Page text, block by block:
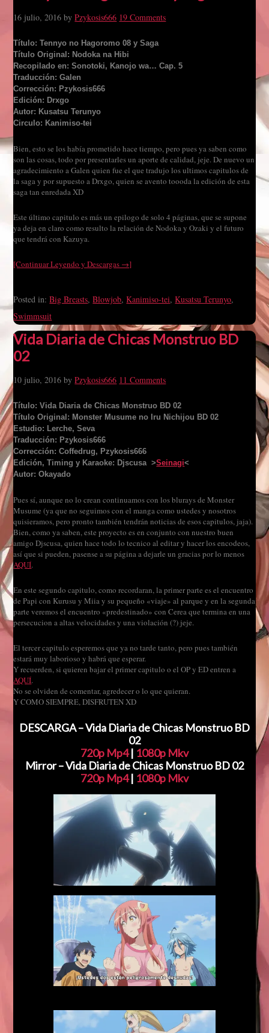
16 julio, 2016 byPzykosis666 19 Comments
Título: Tennyo no Hagoromo 08 y Saga
Título Original: Nodoka na Hibi
Recopilado en: Sonotoki, Kanojo wa… Cap. 5
Traducción: Galen
Corrección: Pzykosis666
Edición: Drxgo
Autor: Kusatsu Terunyo
Circulo: Kanimiso-tei
Bien, esto se los había prometido hace tiempo, pero pues ya saben como
son las cosas, todo por presentarles un aporte de calidad, jeje. De nuevo un
agradecimiento a Galen quien fue el que tradujo los ultimos capitulos de
la saga y por supuesto a Drxgo, quien se avento toooda la edición de esta
saga tan enredada XD
Este último capitulo es más un epilogo de solo 4 páginas, que se supone
ya deja en claro como resulto la relación de Nodoka y Ozaki y el futuro
que tendrá con Kazuya.
[Continuar Leyendo y Descargas →]
Posted in:Big Breasts,Blowjob,Kanimiso-tei,Kusatsu Terunyo,
Swimmsuit
Vida Diaria de Chicas Monstruo BD
02
10 julio, 2016 byPzykosis666 11 Comments
Título: Vida Diaria de Chicas Monstruo BD 02
Título Original: Monster Musume no Iru Nichijou BD 02
Estudio: Lerche, Seva
Traducción: Pzykosis666
Corrección: Coffedrug, Pzykosis666
Edición, Timing y Karaoke: Djscusa >Seinagi<
Autor: Okayado
Pues sí, aunque no lo crean continuamos con los blurays de Monster
Musume (ya que no seguimos con el manga como ustedes y nosotros
quisieramos, pero pronto también tendrán noticias de esos capitulos, jaja).
Bien, como ya saben, este proyecto es en conjunto con nuestro buen
amigo Djscusa, quien hace todo lo tecnico al editar y hacer los encodeos,
así que si pueden, pasense a su página a dejarle un gracias por lo menos
AQUÍ.
En este segundo capitulo, como recordaran, la primer parte es el encuentro
de Papi con Kurusu y Miia y su pequeño «viaje» al parque y en la segunda
parte veremos el encuentro «predestinado» con Cerea que termina en una
persecucion a altas velocidades y una violación (?) jeje.
El tercer capitulo esperemos que ya no tarde tanto, pero pues también
estará muy laborioso y habrá que esperar.
Y recuerden, si quieren bajar el primer capitulo o el OP y ED entren a
AQUÍ.
No se olviden de comentar, agredecer o lo que quieran.
Y COMO SIEMPRE, DISFRUTEN XD
DESCARGA – Vida Diaria de Chicas Monstruo BD
02
720p Mp4| 1080p Mkv
Mirror – Vida Diaria de Chicas Monstruo BD 02
720p Mp4| 1080p Mkv